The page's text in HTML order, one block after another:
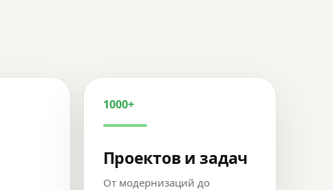
1000+
Проектов и задач
От модернизаций до